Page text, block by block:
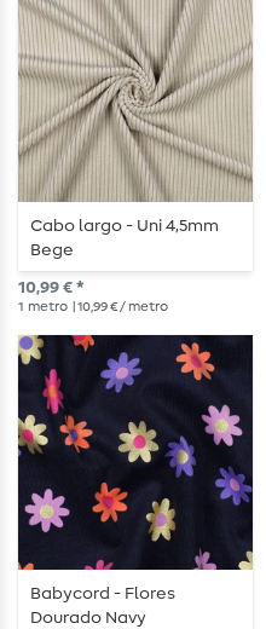
Cabo largo - Uni 4,5mm
Bege
10,99 € *
1 metro | 10,99 € / metro
Babycord - Flores
Dourado Navy